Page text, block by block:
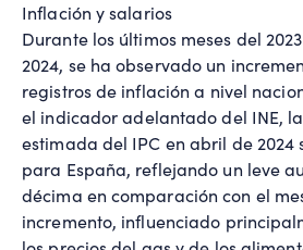
Inflación y salarios
Durante los últimos meses del
2024, se ha observado un
registros de inflación a nivel
el indicador adelantado del INE,
estimada del IPC en abril de 2024
para España, reflejando un leve
décima en comparación con el
incremento, influenciado